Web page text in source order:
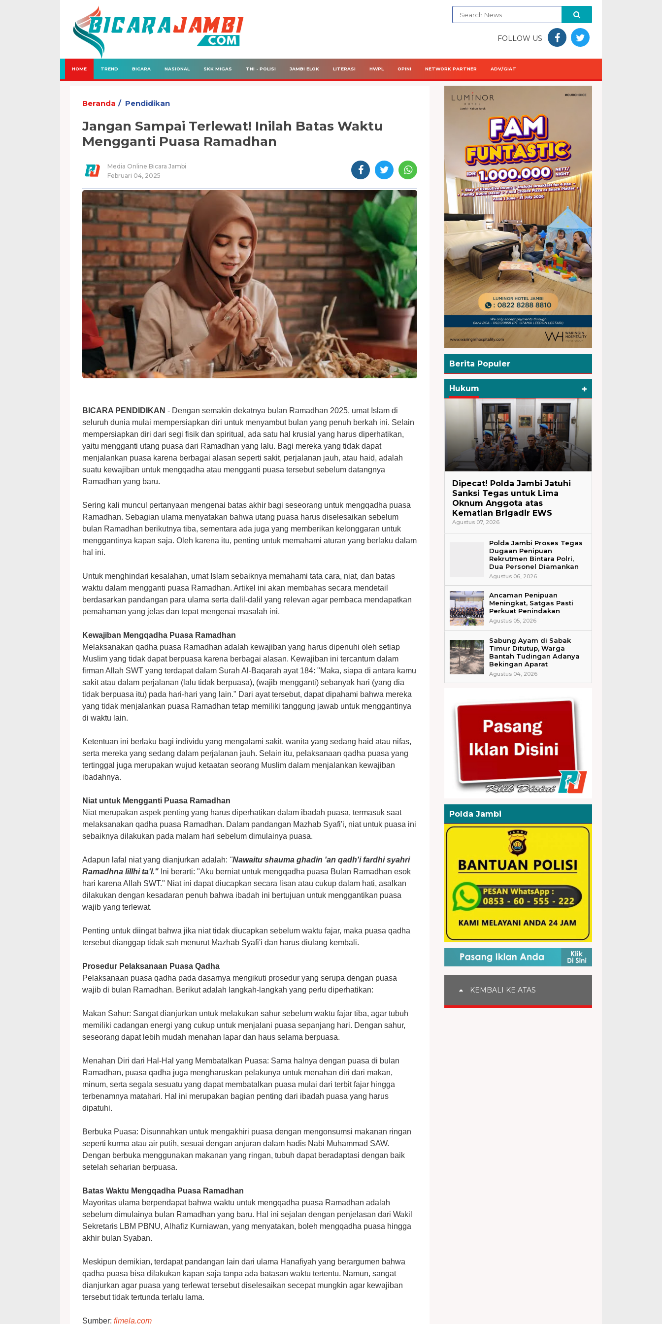
FOLLOW US :
HOME TREND BICARA NASIONAL SKK MIGAS TNI - POLISI JAMBI ELOK LITERASI HWPL OPINI NETWORK PARTNER ADV/GIAT
Beranda Pendidikan
Jangan Sampai Terlewat! Inilah Batas Waktu
Mengganti Puasa Ramadhan
Media Online Bicara Jambi
Februari 04, 2025
BICARA PENDIDIKAN - Dengan semakin dekatnya bulan Ramadhan 2025, umat Islam di
seluruh dunia mulai mempersiapkan diri untuk menyambut bulan yang penuh berkah ini. Selain
mempersiapkan diri dari segi fisik dan spiritual, ada satu hal krusial yang harus diperhatikan,
yaitu mengganti utang puasa dari Ramadhan yang lalu. Bagi mereka yang tidak dapat
menjalankan puasa karena berbagai alasan seperti sakit, perjalanan jauh, atau haid, adalah
suatu kewajiban untuk mengqadha atau mengganti puasa tersebut sebelum datangnya
Ramadhan yang baru.
Sering kali muncul pertanyaan mengenai batas akhir bagi seseorang untuk mengqadha puasa
Ramadhan. Sebagian ulama menyatakan bahwa utang puasa harus diselesaikan sebelum
bulan Ramadhan berikutnya tiba, sementara ada juga yang memberikan kelonggaran untuk
menggantinya kapan saja. Oleh karena itu, penting untuk memahami aturan yang berlaku dalam
hal ini.
Untuk menghindari kesalahan, umat Islam sebaiknya memahami tata cara, niat, dan batas
waktu dalam mengganti puasa Ramadhan. Artikel ini akan membahas secara mendetail
berdasarkan pandangan para ulama serta dalil-dalil yang relevan agar pembaca mendapatkan
pemahaman yang jelas dan tepat mengenai masalah ini.
Kewajiban Mengqadha Puasa Ramadhan
Melaksanakan qadha puasa Ramadhan adalah kewajiban yang harus dipenuhi oleh setiap
Muslim yang tidak dapat berpuasa karena berbagai alasan. Kewajiban ini tercantum dalam
firman Allah SWT yang terdapat dalam Surah Al-Baqarah ayat 184: "Maka, siapa di antara kamu
sakit atau dalam perjalanan (lalu tidak berpuasa), (wajib mengganti) sebanyak hari (yang dia
tidak berpuasa itu) pada hari-hari yang lain." Dari ayat tersebut, dapat dipahami bahwa mereka
yang tidak menjalankan puasa Ramadhan tetap memiliki tanggung jawab untuk menggantinya
di waktu lain.
Ketentuan ini berlaku bagi individu yang mengalami sakit, wanita yang sedang haid atau nifas,
serta mereka yang sedang dalam perjalanan jauh. Selain itu, pelaksanaan qadha puasa yang
tertinggal juga merupakan wujud ketaatan seorang Muslim dalam menjalankan kewajiban
ibadahnya.
Niat untuk Mengganti Puasa Ramadhan
Niat merupakan aspek penting yang harus diperhatikan dalam ibadah puasa, termasuk saat
melaksanakan qadha puasa Ramadhan. Dalam pandangan Mazhab Syafi'i, niat untuk puasa ini
sebaiknya dilakukan pada malam hari sebelum dimulainya puasa.
Adapun lafal niat yang dianjurkan adalah: "Nawaitu shauma ghadin 'an qadh'i fardhi syahri
Ramadhna lillhi ta'l." Ini berarti: "Aku berniat untuk mengqadha puasa Bulan Ramadhan esok
hari karena Allah SWT." Niat ini dapat diucapkan secara lisan atau cukup dalam hati, asalkan
dilakukan dengan kesadaran penuh bahwa ibadah ini bertujuan untuk menggantikan puasa
wajib yang terlewat.
Penting untuk diingat bahwa jika niat tidak diucapkan sebelum waktu fajar, maka puasa qadha
tersebut dianggap tidak sah menurut Mazhab Syafi'i dan harus diulang kembali.
Prosedur Pelaksanaan Puasa Qadha
Pelaksanaan puasa qadha pada dasarnya mengikuti prosedur yang serupa dengan puasa
wajib di bulan Ramadhan. Berikut adalah langkah-langkah yang perlu diperhatikan:
Makan Sahur: Sangat dianjurkan untuk melakukan sahur sebelum waktu fajar tiba, agar tubuh
memiliki cadangan energi yang cukup untuk menjalani puasa sepanjang hari. Dengan sahur,
seseorang dapat lebih mudah menahan lapar dan haus selama berpuasa.
Menahan Diri dari Hal-Hal yang Membatalkan Puasa: Sama halnya dengan puasa di bulan
Ramadhan, puasa qadha juga mengharuskan pelakunya untuk menahan diri dari makan,
minum, serta segala sesuatu yang dapat membatalkan puasa mulai dari terbit fajar hingga
terbenamnya matahari. Hal ini merupakan bagian penting dari ibadah puasa yang harus
dipatuhi.
Berbuka Puasa: Disunnahkan untuk mengakhiri puasa dengan mengonsumsi makanan ringan
seperti kurma atau air putih, sesuai dengan anjuran dalam hadis Nabi Muhammad SAW.
Dengan berbuka menggunakan makanan yang ringan, tubuh dapat beradaptasi dengan baik
setelah seharian berpuasa.
Batas Waktu Mengqadha Puasa Ramadhan
Mayoritas ulama berpendapat bahwa waktu untuk mengqadha puasa Ramadhan adalah
sebelum dimulainya bulan Ramadhan yang baru. Hal ini sejalan dengan penjelasan dari Wakil
Sekretaris LBM PBNU, Alhafiz Kurniawan, yang menyatakan, boleh mengqadha puasa hingga
akhir bulan Syaban.
Meskipun demikian, terdapat pandangan lain dari ulama Hanafiyah yang berargumen bahwa
qadha puasa bisa dilakukan kapan saja tanpa ada batasan waktu tertentu. Namun, sangat
dianjurkan agar puasa yang terlewat tersebut diselesaikan secepat mungkin agar kewajiban
tersebut tidak tertunda terlalu lama.
Sumber: fimela.com
Berita Populer
Hukum +
Dipecat! Polda Jambi Jatuhi
Sanksi Tegas untuk Lima
Oknum Anggota atas
Kematian Brigadir EWS
Agustus 07, 2026
Polda Jambi Proses Tegas
Dugaan Penipuan
Rekrutmen Bintara Polri,
Dua Personel Diamankan
Agustus 06, 2026
Ancaman Penipuan
Meningkat, Satgas Pasti
Perkuat Penindakan
Agustus 05, 2026
Sabung Ayam di Sabak
Timur Ditutup, Warga
Bantah Tudingan Adanya
Bekingan Aparat
Agustus 04, 2026
Polda Jambi
KEMBALI KE ATAS